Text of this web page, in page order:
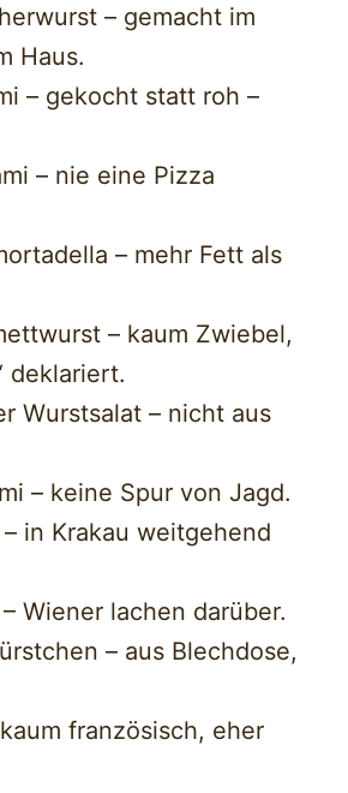
– gemacht im
Haus.
– gekocht statt roh –
– nie eine Pizza
– mehr Fett als
– kaum Zwiebel,
deklariert.
Wurstsalat – nicht aus
– keine Spur von Jagd.
in Krakau weitgehend
Wiener lachen darüber.
– aus Blechdose,
französisch, eher